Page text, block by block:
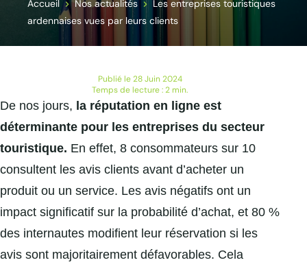
Accueil Nos actualités
Les entreprises touristiques
ardennaises vues par leurs clients
Publié le 28 Juin 2024
Temps de lecture : 2 min.
De nos jours, la réputation en ligne est
déterminante pour les entreprises du secteur
touristique. En effet, 8 consommateurs sur 10
consultent les avis clients avant d’acheter un
produit ou un service. Les avis négatifs ont un
impact significatif sur la probabilité d’achat, et 80 %
des internautes modifient leur réservation si les
avis sont majoritairement défavorables. Cela